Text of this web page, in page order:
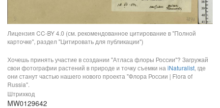
Лицензия CC-BY 4.0 (см. рекомендованное цитирование в "Полной
карточке", раздел "Цитировать для публикации")
Хочешь принять участие в создании "Атласа флоры России"? Загружай
свои фотографии растений в природе и точку съемки на iNaturalist, где
они станут частью нашего нового проекта "Флора России | Flora of
Russia".
Штрихкод
MW0129642